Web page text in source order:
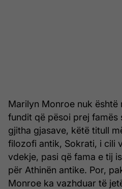
Marilyn Monroe nuk është
fundit që pësoi prej famës
gjitha gjasave, këtë titull
filozofi antik, Sokrati, i cili
vdekje, pasi që fama e tij
për Athinën antike. Por,
Monroe ka vazhduar të